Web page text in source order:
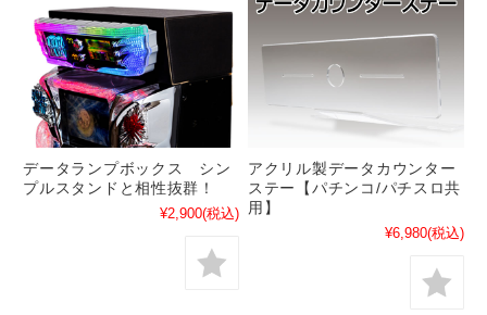
データランプボックス シン
プルスタンドと相性抜群！
¥2,900(税込)
アクリル製データカウンター
ステー【パチンコ/パチスロ共
用】
¥6,980(税込)